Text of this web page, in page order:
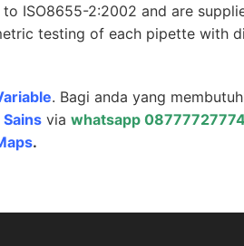
ISO8655-2:2002 and are
testing of each pipette with
. Bagi anda yang
via whatsapp
.